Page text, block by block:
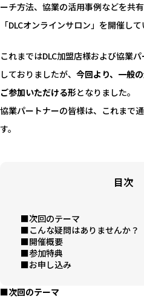
ーチ方法、協業の活用事例などを共
「DLCオンラインサロン」を開催して
これまではDLC加盟店様および協業
しておりましたが、 今回より、一般
ご参加いただける形となりました。
協業パートナーの皆様は、これまで
す。
目次
■次回のテーマ
■こんな疑問はありませんか？
■開催概要
■参加特典
■お申し込み
■次回のテーマ